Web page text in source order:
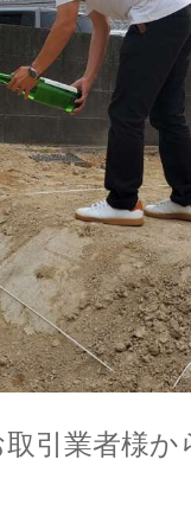
引業者様か